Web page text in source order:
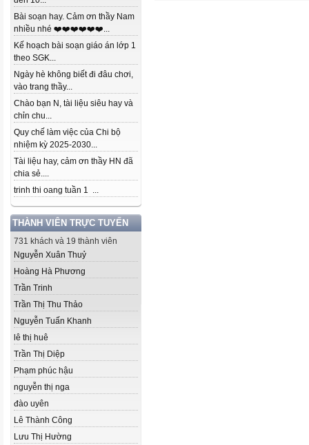
Bài soạn hay. Cảm ơn thầy Nam
nhiều nhé ❤️❤️❤️❤️❤️❤️...
Kế hoạch bài soạn giáo án lớp 1
theo SGK...
Ngày hè không biết đi đâu chơi,
vào trang thầy...
Chào bạn N, tài liệu siêu hay và
chỉn chu...
Quy chế làm việc của Chi bộ
nhiệm kỳ 2025-2030...
Tài liệu hay, cảm ơn thầy HN đã
chia sẻ....
trinh thi oang tuần 1 ...
THÀNH VIÊN TRỰC TUYẾN
731 khách và 19 thành viên
Nguyễn Xuân Thuỷ
Hoàng Hà Phương
Trần Trinh
Trần Thị Thu Thảo
Nguyễn Tuấn Khanh
lê thị huê
Trần Thị Diệp
Phạm phúc hậu
nguyễn thị nga
đào uyên
Lê Thành Công
Lưu Thị Hường